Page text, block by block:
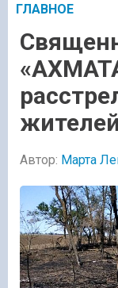
ГЛАВНОЕ
Автор: Марта